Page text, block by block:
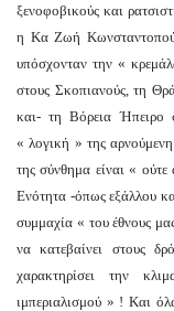
ξενοφοβικούς και
η Κα Ζωή
υπόσχονταν την «
στους Σκοπιανούς, τη
και- τη Βόρεια Ήπειρο
« λογική » της αρνούμενη
της σύνθημα είναι «
Ενότητα -όπως εξάλλου
συμμαχία « του έθνους
να κατεβαίνει στους
χαρακτηρίσει την
ιμπεριαλισμού » ! Και